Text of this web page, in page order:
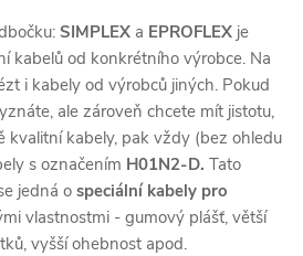
SIMPLEX a EPROFLEX je
kabelů od konkrétního výrobce. Na
i kabely od výrobců jiných. Pokud
ale zároveň chcete mít jistotu,
kvalitní kabely, pak vždy (bez ohledu
s označením H01N2-D. Tato
jedná o speciální kabely pro
vlastnostmi - gumový plášť, větší
vyšší ohebnost apod.